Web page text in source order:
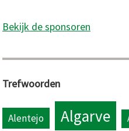
Bekijk de sponsoren
Trefwoorden
Alentejo Algarve